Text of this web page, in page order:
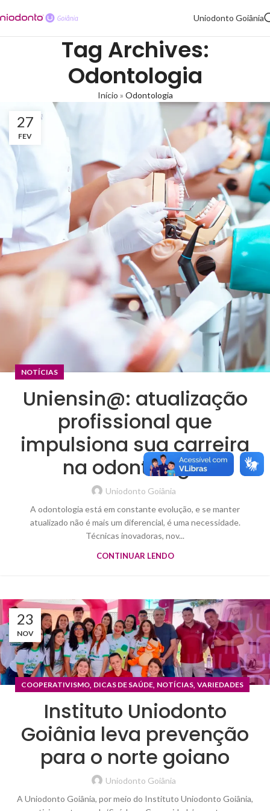
Uniodonto Goiânia
Tag Archives:
Odontologia
Início » Odontologia
27
FEV
NOTÍCIAS
Uniensin@: atualização
profissional que
impulsiona sua carreira
na odontologia
Uniodonto Goiânia
A odontologia está em constante evolução, e se manter
atualizado não é mais um diferencial, é uma necessidade.
Técnicas inovadoras, nov...
CONTINUAR LENDO
23
NOV
COOPERATIVISMO, DICAS DE SAÚDE, NOTÍCIAS, VARIEDADES
Instituto Uniodonto
Goiânia leva prevenção
para o norte goiano
Uniodonto Goiânia
A Uniodonto Goiânia, por meio do Instituto Uniodonto Goiânia,